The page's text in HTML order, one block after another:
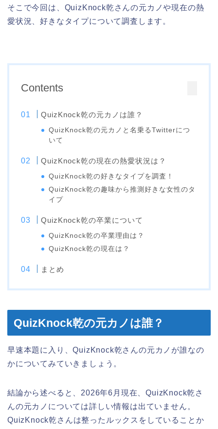
そこで今回は、QuizKnock乾さんの元カノや現在の熱
愛状況、好きなタイプについて調査します。
Contents
QuizKnock乾の元カノは誰？
QuizKnock乾の元カノと名乗るTwitterにつ
いて
QuizKnock乾の現在の熱愛状況は？
QuizKnock乾の好きなタイプを調査！
QuizKnock乾の趣味から推測好きな女性のタ
イプ
QuizKnock乾の卒業について
QuizKnock乾の卒業理由は？
QuizKnock乾の現在は？
まとめ
QuizKnock乾の元カノは誰？
早速本題に入り、QuizKnock乾さんの元カノが誰なの
かについてみていきましょう。
結論から述べると、2026年6月現在、QuizKnock乾さ
んの元カノについては詳しい情報は出ていません。
QuizKnock乾さんは整ったルックスをしていることか